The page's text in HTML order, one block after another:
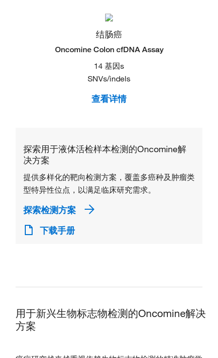
结肠癌
Oncomine Colon cfDNA Assay​
14 基因s
SNVs/indels
查看详情
探索用于液体活检样本检测的Oncomine解
决方案
提供多样化的靶向检测方案，覆盖多癌种及肿瘤类
型特异性位点，以满足临床研究需求。
探索检测方案
下载手册
用于新兴生物标志物检测的Oncomine解决
方案